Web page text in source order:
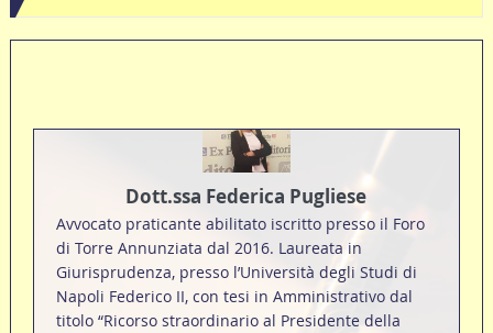
produrre il contratto di conto corrente
Dott.ssa Federica Pugliese
Avvocato praticante abilitato iscritto presso il Foro
di Torre Annunziata dal 2016. Laureata in
Giurisprudenza, presso l’Università degli Studi di
Napoli Federico II, con tesi in Amministrativo dal
titolo “Ricorso straordinario al Presidente della